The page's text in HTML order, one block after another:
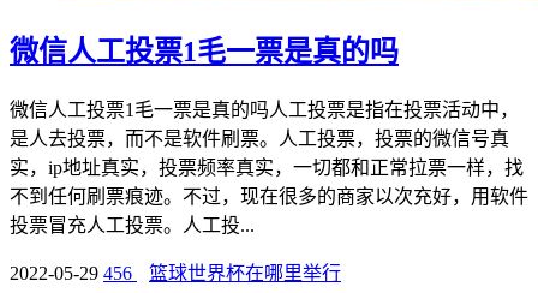
微信人工投票1毛一票是真的吗
微信人工投票1毛一票是真的吗人工投票是指在投票活动中，
是人去投票，而不是软件刷票。人工投票，投票的微信号真
实，ip地址真实，投票频率真实，一切都和正常拉票一样，找
不到任何刷票痕迹。不过，现在很多的商家以次充好，用软件
投票冒充人工投票。人工投...
2022-05-29 456 篮球世界杯在哪里举行